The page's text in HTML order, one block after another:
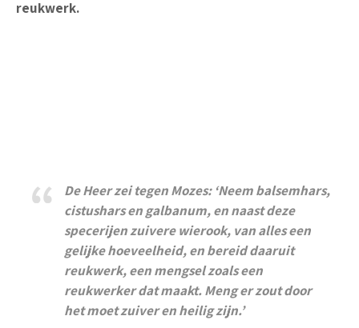
reukwerk.
De Heer zei tegen Mozes: ‘Neem balsemhars,
cistushars en galbanum, en naast deze
specerijen zuivere wierook, van alles een
gelijke hoeveelheid, en bereid daaruit
reukwerk, een mengsel zoals een
reukwerker dat maakt. Meng er zout door
het moet zuiver en heilig zijn.’